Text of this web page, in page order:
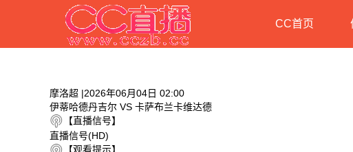
CC首页
摩洛超 |2026年06月04日 02:00
伊蒂哈德丹吉尔 VS 卡萨布兰卡维达德
【直播信号】
直播信号(HD)
【观看提示】